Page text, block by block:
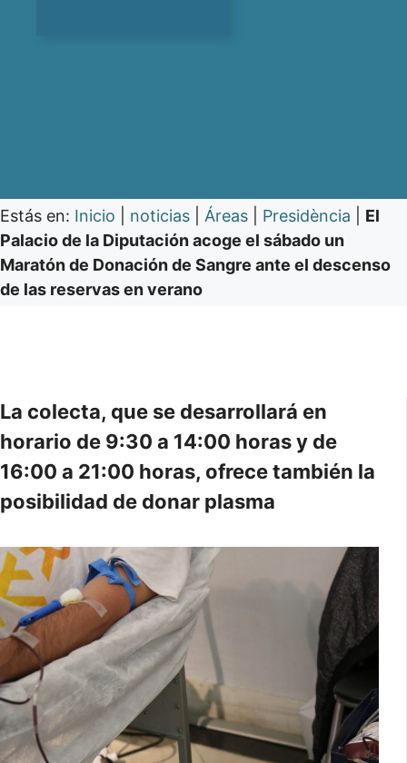
Estás en: Inicio noticias Áreas Presidència
El
Palacio de la Diputación acoge el sábado un
Maratón de Donación de Sangre ante el descenso
de las reservas en verano
La colecta, que se desarrollará en
horario de 9:30 a 14:00 horas y de
16:00 a 21:00 horas, ofrece también la
posibilidad de donar plasma